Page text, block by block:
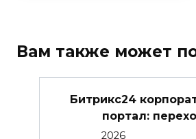
Вам также может
Битрикс24
портал:
2026